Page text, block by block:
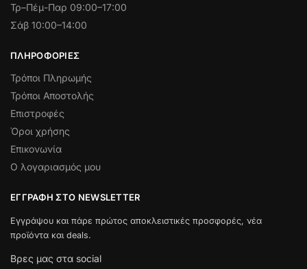
Τρ–Πέμ-Παρ 09:00–17:00
Σάβ 10:00–14:00
ΠΛΗΡΟΦΟΡΊΕΣ
Τρόποι Πληρωμής
Τρόποι Αποστολής
Επιστροφές
Όροι χρήσης
Επικονωνία
Ο λογαριασμός μου
ΕΓΓΡΑΦΉ ΣΤΟ NEWSLETTER
Εγγράψου και πάρε πρώτος αποκλειστικές προσφορές, νέα
προϊόντα και deals.
Βρες μας στα social